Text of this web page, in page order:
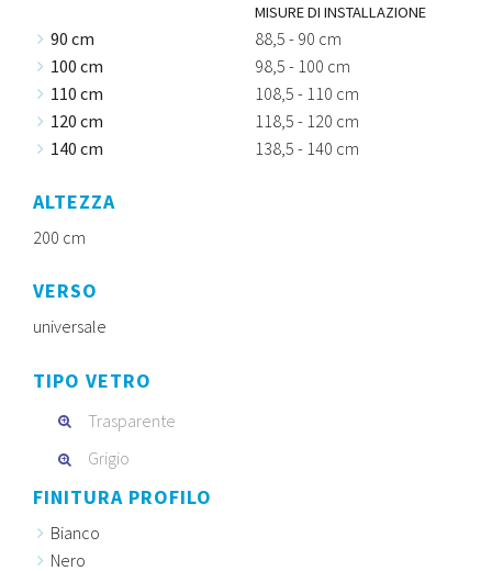
MISURE DI INSTALLAZIONE
90 cm
88,5 - 90 cm
100 cm
98,5 - 100 cm
110 cm
108,5 - 110 cm
120 cm
118,5 - 120 cm
140 cm
138,5 - 140 cm
ALTEZZA
200 cm
VERSO
universale
TIPO VETRO
Trasparente
Grigio
FINITURA PROFILO
Bianco
Nero